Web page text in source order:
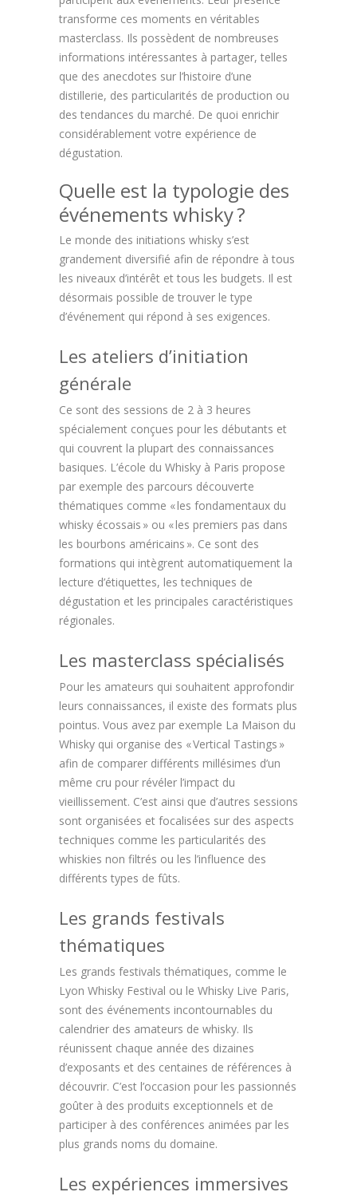
transforme ces moments en véritables
masterclass. Ils possèdent de nombreuses
informations intéressantes à partager, telles
que des anecdotes sur l’histoire d’une
distillerie, des particularités de production ou
des tendances du marché. De quoi enrichir
considérablement votre expérience de
dégustation.
Quelle est la typologie des
événements whisky ?
Le monde des initiations whisky s’est
grandement diversifié afin de répondre à tous
les niveaux d’intérêt et tous les budgets. Il est
désormais possible de trouver le type
d’événement qui répond à ses exigences.
Les ateliers d’initiation
générale
Ce sont des sessions de 2 à 3 heures
spécialement conçues pour les débutants et
qui couvrent la plupart des connaissances
basiques. L’école du Whisky à Paris propose
par exemple des parcours découverte
thématiques comme « les fondamentaux du
whisky écossais » ou « les premiers pas dans
les bourbons américains ». Ce sont des
formations qui intègrent automatiquement la
lecture d’étiquettes, les techniques de
dégustation et les principales caractéristiques
régionales.
Les masterclass spécialisés
Pour les amateurs qui souhaitent approfondir
leurs connaissances, il existe des formats plus
pointus. Vous avez par exemple La Maison du
Whisky qui organise des « Vertical Tastings »
afin de comparer différents millésimes d’un
même cru pour révéler l’impact du
vieillissement. C’est ainsi que d’autres sessions
sont organisées et focalisées sur des aspects
techniques comme les particularités des
whiskies non filtrés ou les l’influence des
différents types de fûts.
Les grands festivals
thématiques
Les grands festivals thématiques, comme le
Lyon Whisky Festival ou le Whisky Live Paris,
sont des événements incontournables du
calendrier des amateurs de whisky. Ils
réunissent chaque année des dizaines
d’exposants et des centaines de références à
découvrir. C’est l’occasion pour les passionnés
goûter à des produits exceptionnels et de
participer à des conférences animées par les
plus grands noms du domaine.
Les expériences immersives